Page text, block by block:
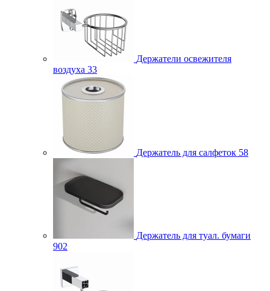
Держатели освежителя
воздуха 33
Держатель для салфеток 58
Держатель для туал. бумаги
902